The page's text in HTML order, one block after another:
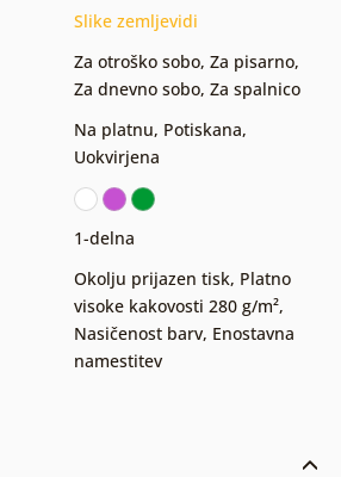
Slike zemljevidi
Za otroško sobo, Za pisarno,
Za dnevno sobo, Za spalnico
Na platnu, Potiskana,
Uokvirjena
1-delna
Okolju prijazen tisk, Platno
visoke kakovosti 280 g/m²,
Nasičenost barv, Enostavna
namestitev